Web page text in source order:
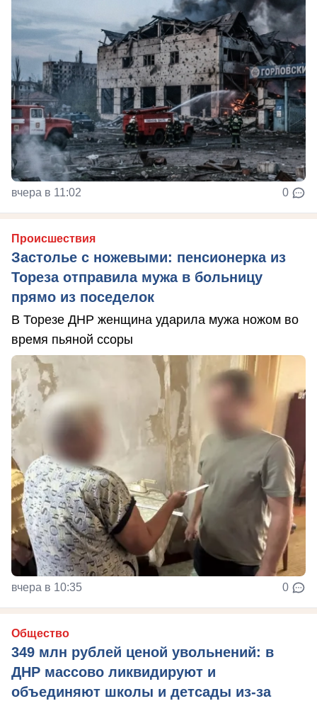
вчера в 11:02 0
Происшествия
Застолье с ножевыми: пенсионерка из
Тореза отправила мужа в больницу
прямо из поседелок
В Торезе ДНР женщина ударила мужа ножом во
время пьяной ссоры
вчера в 10:35 0
Общество
349 млн рублей ценой увольнений: в
ДНР массово ликвидируют и
объединяют школы и детсады из-за